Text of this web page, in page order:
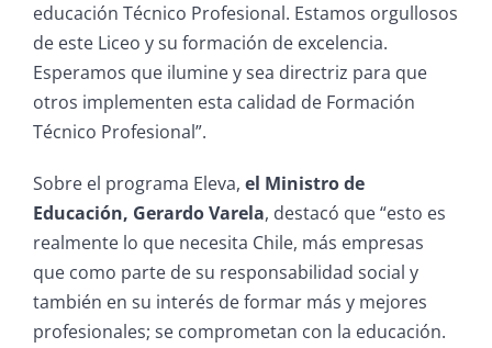
educación Técnico Profesional. Estamos orgullosos
de este Liceo y su formación de excelencia.
Esperamos que ilumine y sea directriz para que
otros implementen esta calidad de Formación
Técnico Profesional”.
Sobre el programa Eleva, el Ministro de
Educación, Gerardo Varela, destacó que “esto es
realmente lo que necesita Chile, más empresas
que como parte de su responsabilidad social y
también en su interés de formar más y mejores
profesionales; se comprometan con la educación.